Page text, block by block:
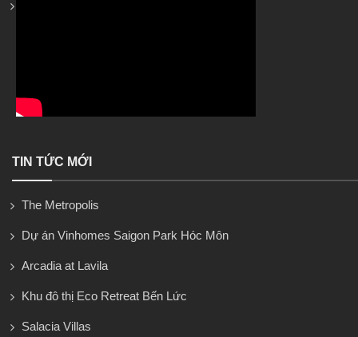
TIN TỨC MỚI
The Metropolis
Dự án Vinhomes Saigon Park Hóc Môn
Arcadia at Lavila
Khu đô thị Eco Retreat Bến Lức
Salacia Villas